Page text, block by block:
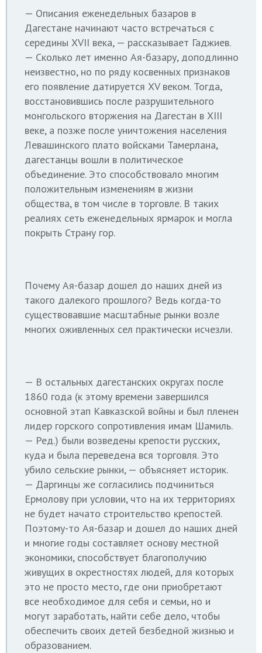
— Описания еженедельных базаров в
Дагестане начинают часто встречаться с
середины XVII века, — рассказывает Гаджиев.
— Сколько лет именно Ая-базару, доподлинно
неизвестно, но по ряду косвенных признаков
его появление датируется XV веком. Тогда,
восстановившись после разрушительного
монгольского вторжения на Дагестан в XIII
веке, а позже после уничтожения населения
Левашинского плато войсками Тамерлана,
дагестанцы вошли в политическое
объединение. Это способствовало многим
положительным изменениям в жизни
общества, в том числе в торговле. В таких
реалиях сеть еженедельных ярмарок и могла
покрыть Страну гор.
Почему Ая-базар дошел до наших дней из
такого далекого прошлого? Ведь когда-то
существовавшие масштабные рынки возле
многих оживленных сел практически исчезли.
— В остальных дагестанских округах после
1860 года (к этому времени завершился
основной этап Кавказской войны и был пленен
лидер горского сопротивления имам Шамиль.
— Ред.) были возведены крепости русских,
куда и была переведена вся торговля. Это
убило сельские рынки, — объясняет историк.
— Даргинцы же согласились подчиниться
Ермолову при условии, что на их территориях
не будет начато строительство крепостей.
Поэтому-то Ая-базар и дошел до наших дней
и многие годы составляет основу местной
экономики, способствует благополучию
живущих в окрестностях людей, для которых
это не просто место, где они приобретают
все необходимое для себя и семьи, но и
могут заработать, найти себе дело, чтобы
обеспечить своих детей безбедной жизнью и
образованием.